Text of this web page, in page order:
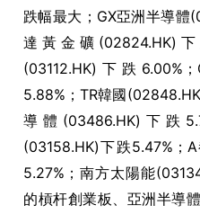
跌幅最大；GX亞洲半導體
達黃金礦(02824.HK)
(03112.HK)下跌6.00%
5.88%；TR韓國
導體(03486.HK)下跌
(03158.HK)下跌5.47%；
5.27%；南方太陽能
的槓杆創業板、亞洲半導